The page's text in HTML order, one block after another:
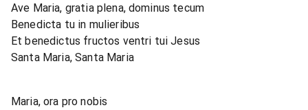
Ave Maria, gratia plena, dominus tecum
Benedicta tu in mulieribus
Et benedictus fructos ventri tui Jesus
Santa Maria, Santa Maria
Maria, ora pro nobis